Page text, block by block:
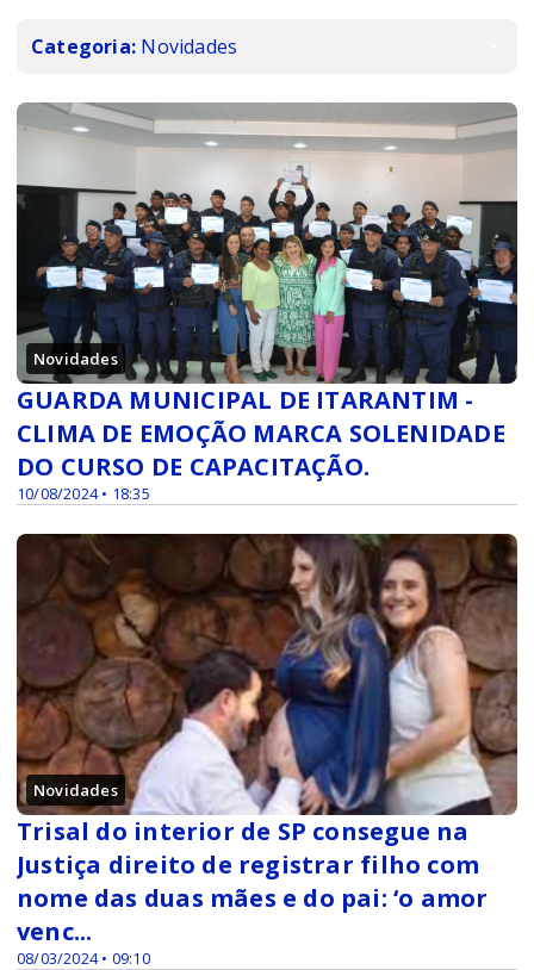
Categoria: Novidades
Novidades
10/08/2024 • 18:35
GUARDA MUNICIPAL DE ITARANTIM -
CLIMA DE EMOÇÃO MARCA SOLENIDADE
DO CURSO DE CAPACITAÇÃO.
Novidades
08/03/2024 • 09:10
Trisal do interior de SP consegue na
Justiça direito de registrar filho com
nome das duas mães e do pai: ‘o amor
venc...